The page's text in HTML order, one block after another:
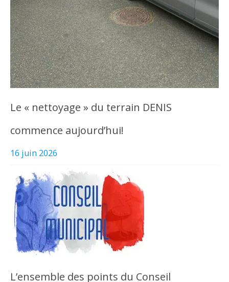
Le « nettoyage » du terrain DENIS
commence aujourd’hui!
16 juin 2026
L’ensemble des points du Conseil